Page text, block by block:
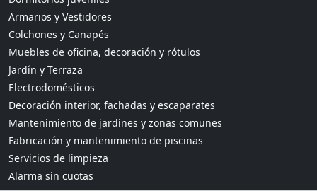
Armarios y Vestidores
Colchones y Canapés
Muebles de oficina, decoración y rótulos
Jardín y Terraza
Electrodomésticos
Decoración interior, fachadas y escaparates
Mantenimiento de jardines y zonas comunes
Fabricación y mantenimiento de piscinas
Servicios de limpieza
Alarma sin cuotas